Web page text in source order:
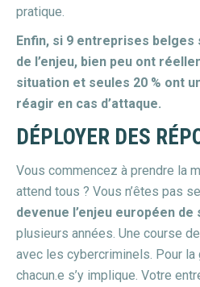
pratique.
Enfin, si 9 entreprises belges
de l’enjeu, bien peu ont
situation et seules 20 % ont
réagir en cas d’attaque.
DÉPLOYER DES
Vous commencez à prendre la
attend tous ? Vous n’êtes pas
devenue l’enjeu européen de
plusieurs années. Une course
avec les cybercriminels. Pour la
chacun.e s’y implique. Votre